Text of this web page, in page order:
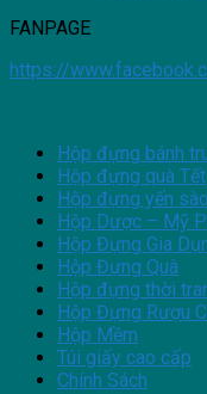
FANPAGE
https://
Hộp đựng bánh
Hộp đựng quà Tết
Hộp đựng yến sào
Hộp Dược – Mỹ
Hộp Đựng Gia
Hộp Đựng Quà
Hộp đựng thời
Hộp Đựng Rượu
Hộp Mềm
Túi giấy cao cấp
Chính Sách